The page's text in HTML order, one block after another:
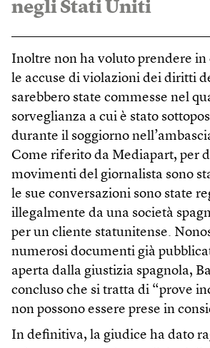
negli Stati Uniti
Inoltre non ha voluto prendere in
le accuse di violazioni dei diritti
sarebbero state commesse nel
sorveglianza a cui è stato
durante il soggiorno
Come riferito da Mediapart, per
movimenti del giornalista sono
le sue conversazioni sono state
illegalmente da una società
per un cliente statunitense.
numerosi documenti già
aperta dalla giustizia spagnola,
concluso che si tratta di “prove
non possono essere prese in
In definitiva, la giudice ha dato